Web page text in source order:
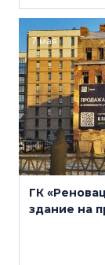
7 мая
ГК
здание на